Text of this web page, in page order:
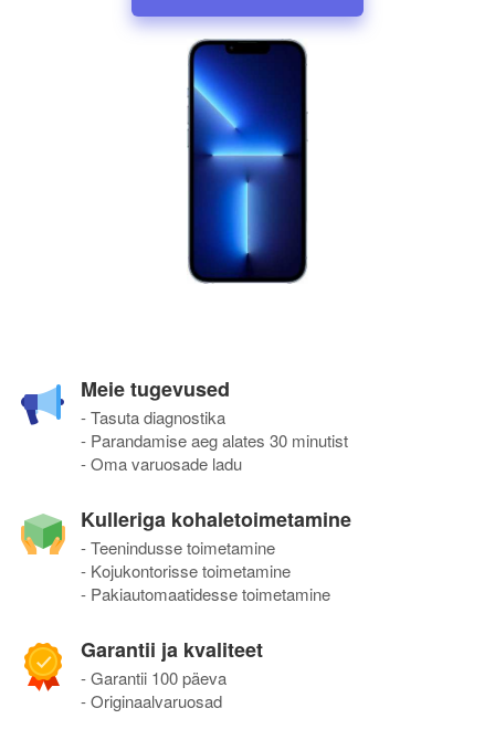
Meie tugevused
- Tasuta diagnostika
- Parandamise aeg alates 30 minutist
- Oma varuosade ladu
Kulleriga kohaletoimetamine
- Teenindusse toimetamine
- Kojukontorisse toimetamine
- Pakiautomaatidesse toimetamine
Garantii ja kvaliteet
- Garantii 100 päeva
- Originaalvaruosad